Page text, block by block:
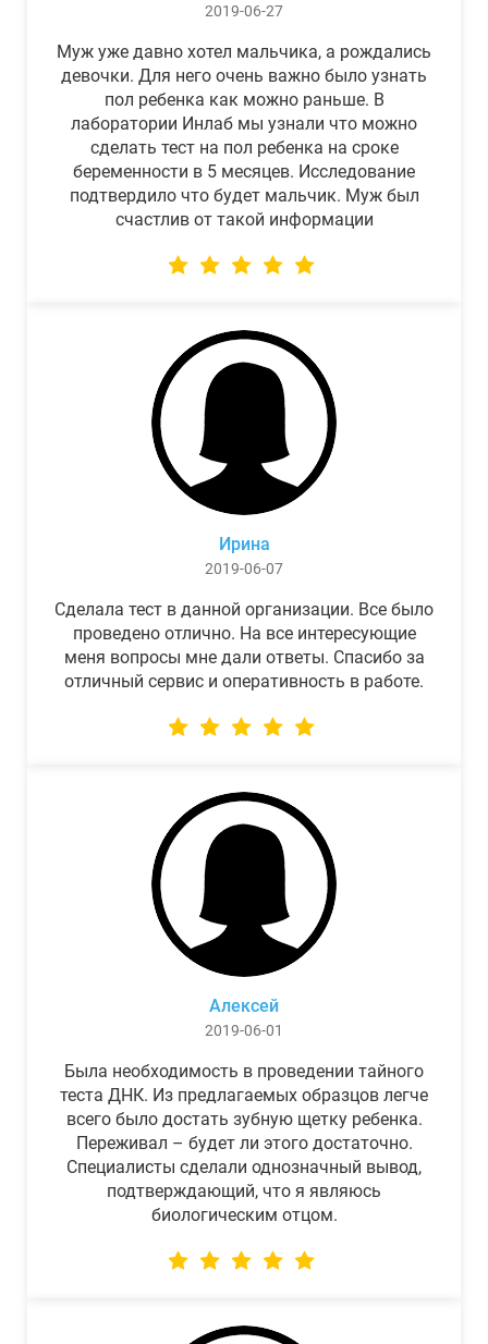
2019-06-27
Муж уже давно хотел мальчика, а рождались
девочки. Для него очень важно было узнать
пол ребенка как можно раньше. В
лаборатории Инлаб мы узнали что можно
сделать тест на пол ребенка на сроке
беременности в 5 месяцев. Исследование
подтвердило что будет мальчик. Муж был
счастлив от такой информации
Ирина
2019-06-07
Сделала тест в данной организации. Все было
проведено отлично. На все интересующие
меня вопросы мне дали ответы. Спасибо за
отличный сервис и оперативность в работе.
Алексей
2019-06-01
Была необходимость в проведении тайного
теста ДНК. Из предлагаемых образцов легче
всего было достать зубную щетку ребенка.
Переживал – будет ли этого достаточно.
Специалисты сделали однозначный вывод,
подтверждающий, что я являюсь
биологическим отцом.